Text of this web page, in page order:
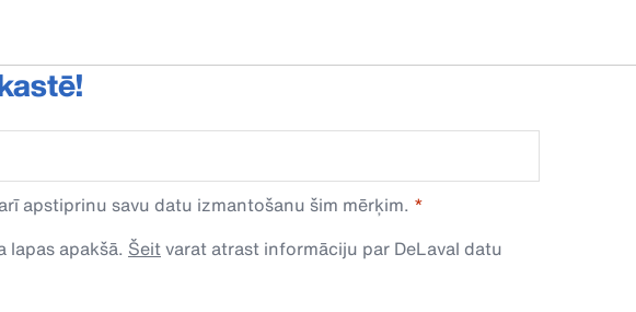
apstiprinu savu datu izmantošanu šim mērķim.
lapas apakšā. Šeitvarat atrast informāciju par DeLaval datu